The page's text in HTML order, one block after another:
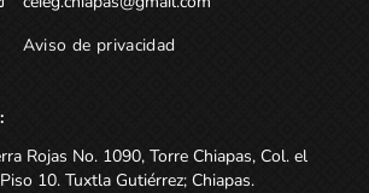
Aviso de privacidad
Rojas No. 1090, Torre Chiapas, Col. el
10. Tuxtla Gutiérrez; Chiapas.